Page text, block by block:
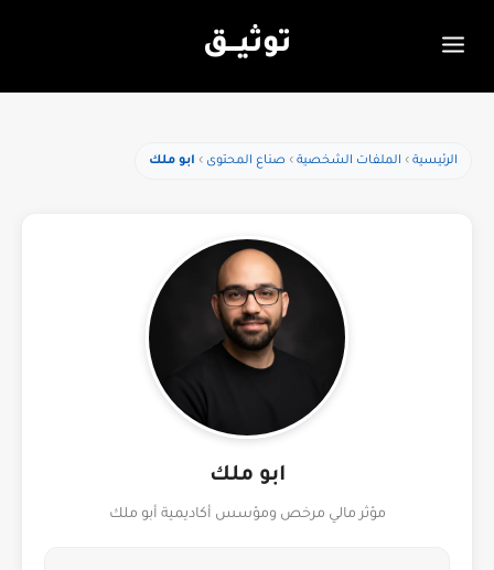
توثيـــق
الرئيسية الملفات الشخصية صناع المحتوى ابو ملك
ابو ملك
مؤثر مالي مرخص ومؤسس أكاديمية أبو ملك